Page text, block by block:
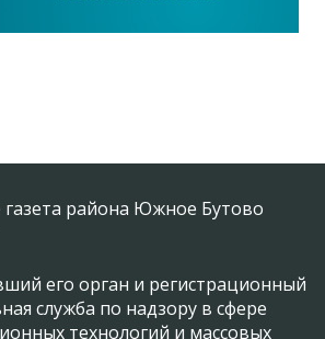
газета района Южное Бутово
его орган и регистрационный
служба по надзору в сфере
технологий и массовых